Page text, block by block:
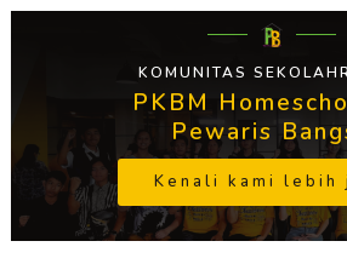
KOMUNITAS
PKBM
Pewaris
Kenali kami lebih